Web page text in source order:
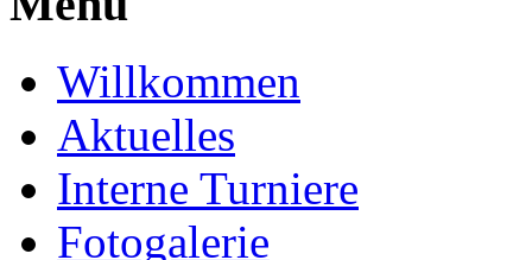
Willkommen
Aktuelles
Interne Turniere
Fotogalerie